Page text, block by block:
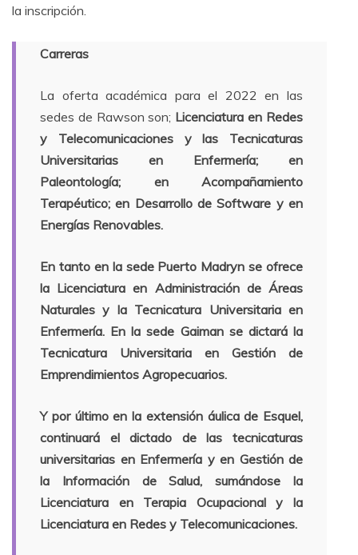
la inscripción.
Carreras
La oferta académica para el 2022 en las
sedes de Rawson son; Licenciatura en Redes
y Telecomunicaciones y las Tecnicaturas
Universitarias en Enfermería; en
Paleontología; en Acompañamiento
Terapéutico; en Desarrollo de Software y en
Energías Renovables.
En tanto en la sede Puerto Madryn se ofrece
la Licenciatura en Administración de Áreas
Naturales y la Tecnicatura Universitaria en
Enfermería. En la sede Gaiman se dictará la
Tecnicatura Universitaria en Gestión de
Emprendimientos Agropecuarios.
Y por último en la extensión áulica de Esquel,
continuará el dictado de las tecnicaturas
universitarias en Enfermería y en Gestión de
la Información de Salud, sumándose la
Licenciatura en Terapia Ocupacional y la
Licenciatura en Redes y Telecomunicaciones.